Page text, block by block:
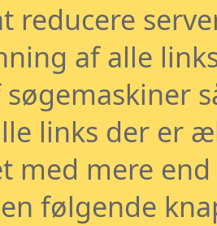
reducere
af alle
søgemaskiner
links der er
med mere
følgende